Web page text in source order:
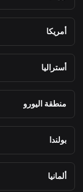
أمريكا
أستراليا
منطقة اليورو
بولندا
ألمانيا